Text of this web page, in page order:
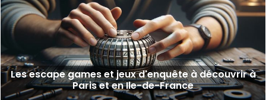
Les escape games et jeux d'enquête à découvrir à
Paris et en Ile-de-France